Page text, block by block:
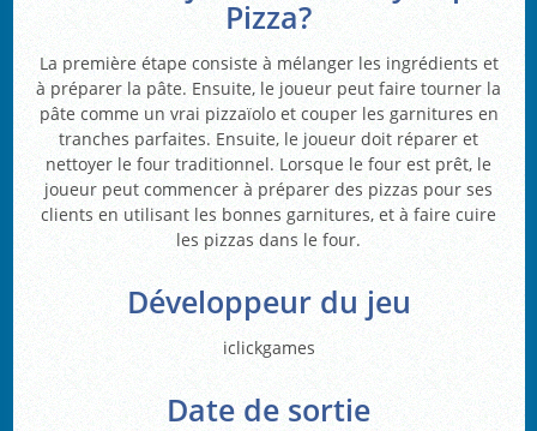
Pizza?
La première étape consiste à mélanger les ingrédients et
à préparer la pâte. Ensuite, le joueur peut faire tourner la
pâte comme un vrai pizzaïolo et couper les garnitures en
tranches parfaites. Ensuite, le joueur doit réparer et
nettoyer le four traditionnel. Lorsque le four est prêt, le
joueur peut commencer à préparer des pizzas pour ses
clients en utilisant les bonnes garnitures, et à faire cuire
les pizzas dans le four.
Développeur du jeu
iclickgames
Date de sortie